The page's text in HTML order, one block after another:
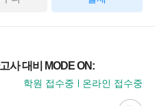
사 대비 MODE ON:
학원 접수중 온라인 접수중